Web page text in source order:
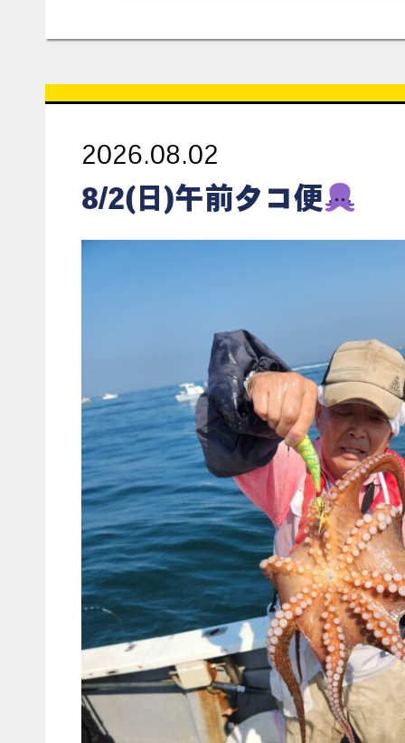
2026.08.02
8/2(日)午前タコ便